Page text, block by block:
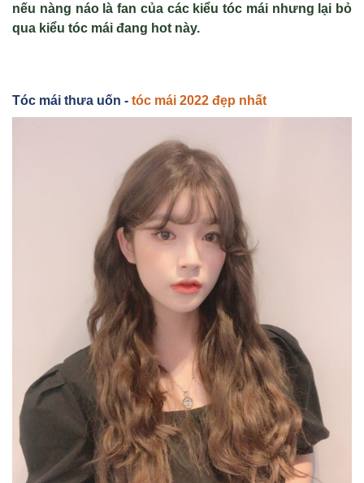
nếu nàng náo là fan của các kiểu tóc mái nhưng lại bỏ
qua kiểu tóc mái đang hot này.
Tóc mái thưa uốn - tóc mái 2022 đẹp nhất